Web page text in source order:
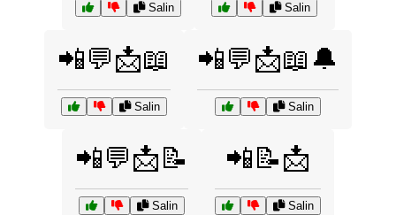
Salin Salin
📲💬📩📖
Salin
📲💬📩📖🔔
Salin
📲💬📩📝
Salin
📲📝📩
Salin